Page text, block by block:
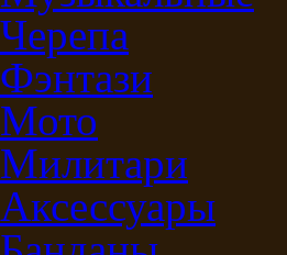
Черепа
Фэнтази
Мото
Милитари
Аксессуары